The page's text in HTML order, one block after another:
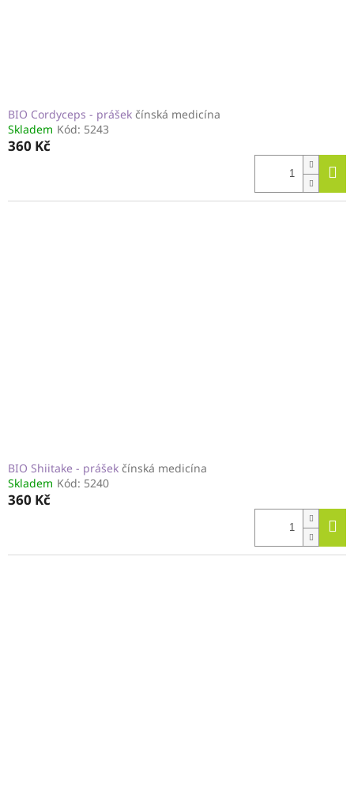
BIO Cordyceps - prášek čínská medicína
Skladem Kód: 5243
360 Kč
BIO Shiitake - prášek čínská medicína
Skladem Kód: 5240
360 Kč